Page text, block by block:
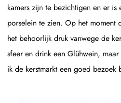
kamers zijn te bezichtigen en er
porselein te zien. Op het moment
het behoorlijk druk vanwege de
sfeer en drink een Glühwein,
ik de kerstmarkt een goed bezoek